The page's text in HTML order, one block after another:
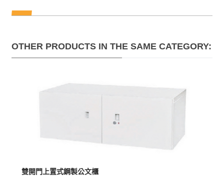
OTHER PRODUCTS IN THE SAME CATEGORY:
雙開門上置式鋼製公文櫃